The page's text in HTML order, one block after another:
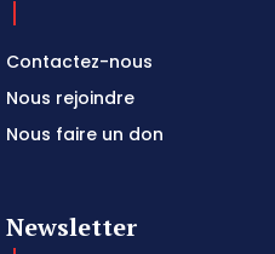
Contactez-nous
Nous rejoindre
Nous faire un don
Newsletter